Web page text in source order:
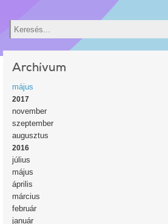
Keresés
Archívum
május
2017
november
szeptember
augusztus
2016
július
május
április
március
február
január